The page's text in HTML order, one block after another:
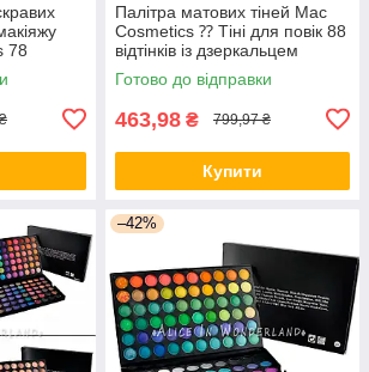
78
Палітра матових тіней Mac
Cosmetics ⁇ Тіні для повік 88
відтінків із дзеркальцем
Готово до відправки
463,98 ₴ 799,97 ₴
Купити
–42%